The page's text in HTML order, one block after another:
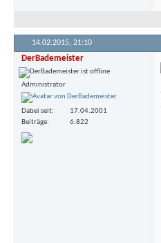
14.02.2015, 21:10
DerBademeister
Administrator
Dabei seit
17.04.2001
Beiträge
6.822